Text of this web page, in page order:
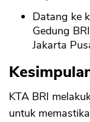
Datang ke
Gedung
Jakarta
KTA BRI
untuk